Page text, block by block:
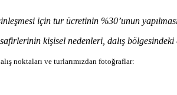
için tur ücretinin %30’unun
kişisel nedenleri, dalış
noktaları ve turlarımızdan fotoğraflar: